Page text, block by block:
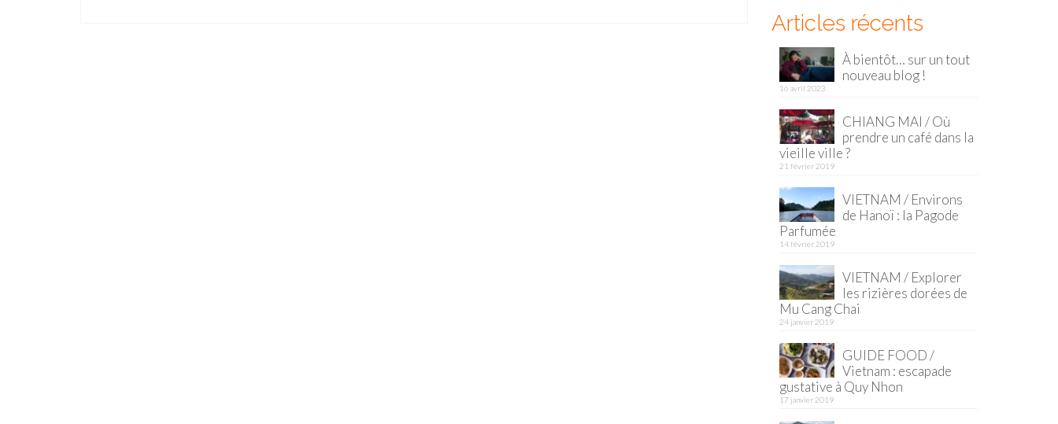
Articles récents
À bientôt… sur un tout
nouveau blog !
16 avril 2023
CHIANG MAI / Où
prendre un café dans la
vieille ville ?
21 février 2019
VIETNAM / Environs
de Hanoï : la Pagode
Parfumée
14 février 2019
VIETNAM / Explorer
les rizières dorées de
Mu Cang Chai
24 janvier 2019
GUIDE FOOD /
Vietnam : escapade
gustative à Quy Nhon
17 janvier 2019